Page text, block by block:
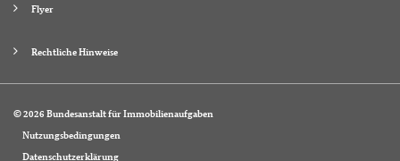
Flyer
Rechtliche Hinweise
© 2026 Bundesanstalt für Immobilienaufgaben
Nutzungsbedingungen
Datenschutzerklärung